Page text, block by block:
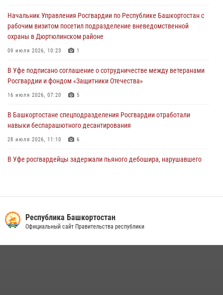
Начальник отделения учёта и комплектования Росгвардии
Башкортостана ответил на вопросы граждан
30 июля 2026, 12:54
за преступления против половой неприкосновенности (видео)
29 июля 2026, 12:01
Начальник Управления Росгвардии по Республике Башкортостан с
рабочим визитом посетил подразделение вневедомственной
охраны в Дюртюлинском районе
09 июля 2026, 10:23 1
В Уфе подписано соглашение о сотрудничестве между ветеранами
Росгвардии и фондом «Защитники Отечества»
16 июля 2026, 07:20 5
В Башкортостане спецподразделения Росгвардии отработали
навыки беспарашютного десантирования
28 июля 2026, 11:10 6
В Уфе росгвардейцы задержали пьяного дебошира, нарушавшего
встреча с помощником командующего Приволжским округом по
работе с верующими
Республика Башкортостан
Официальный сайт Правительства республики